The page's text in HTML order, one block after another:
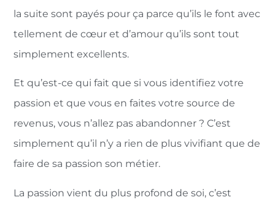
la suite sont payés pour ça parce qu’ils le font avec
tellement de cœur et d’amour qu’ils sont tout
simplement excellents.
Et qu’est-ce qui fait que si vous identifiez votre
passion et que vous en faites votre source de
revenus, vous n’allez pas abandonner ? C’est
simplement qu’il n’y a rien de plus vivifiant que de
faire de sa passion son métier.
La passion vient du plus profond de soi, c’est